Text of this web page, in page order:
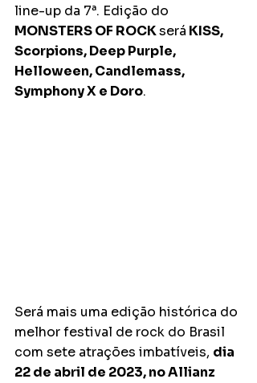
line-up da 7ª. Edição do
MONSTERS OF ROCK será KISS,
Scorpions, Deep Purple,
Helloween, Candlemass,
Symphony X e Doro.
Será mais uma edição histórica do
melhor festival de rock do Brasil
com sete atrações imbatíveis, dia
22 de abril de 2023, no Allianz